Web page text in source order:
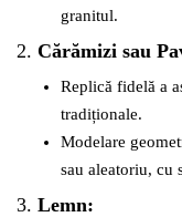
granitul.
2. Cărămizi sau
Replică fidelă a
tradiționale.
Modelare
sau aleatoriu, cu
3. Lemn: